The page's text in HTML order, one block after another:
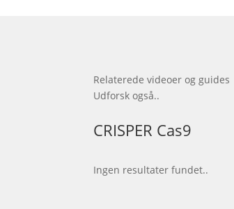
Relaterede videoer og guides
Udforsk også..
CRISPER Cas9
Ingen resultater fundet..